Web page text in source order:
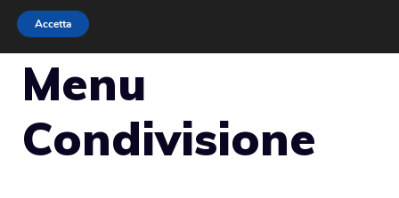
Menu
Condivisione
Accetta